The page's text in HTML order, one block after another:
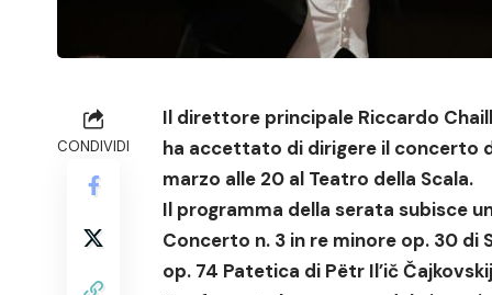
CONDIVIDI
Il direttore principale Riccardo
ha accettato di dirigere il concerto
marzo alle 20 al Teatro della Scala.
Il programma della serata subisce
Concerto n. 3 in re minore op. 30 di
op. 74 Patetica di Pëtr Il’ič